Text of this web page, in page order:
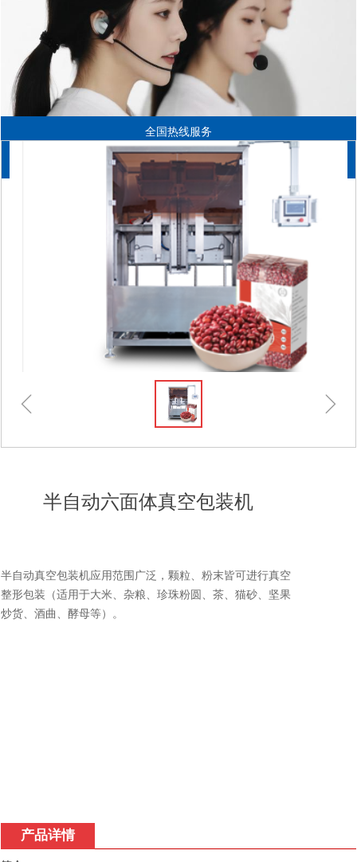
全国热线服务
021-51987259
ꁆ ꁇ
半自动六面体真空包装机
半自动真空包装机应用范围广泛，颗粒、粉末皆可进行真空
整形包装（适用于大米、杂粮、珍珠粉圆、茶、猫砂、坚果
炒货、酒曲、酵母等）。
产品详情